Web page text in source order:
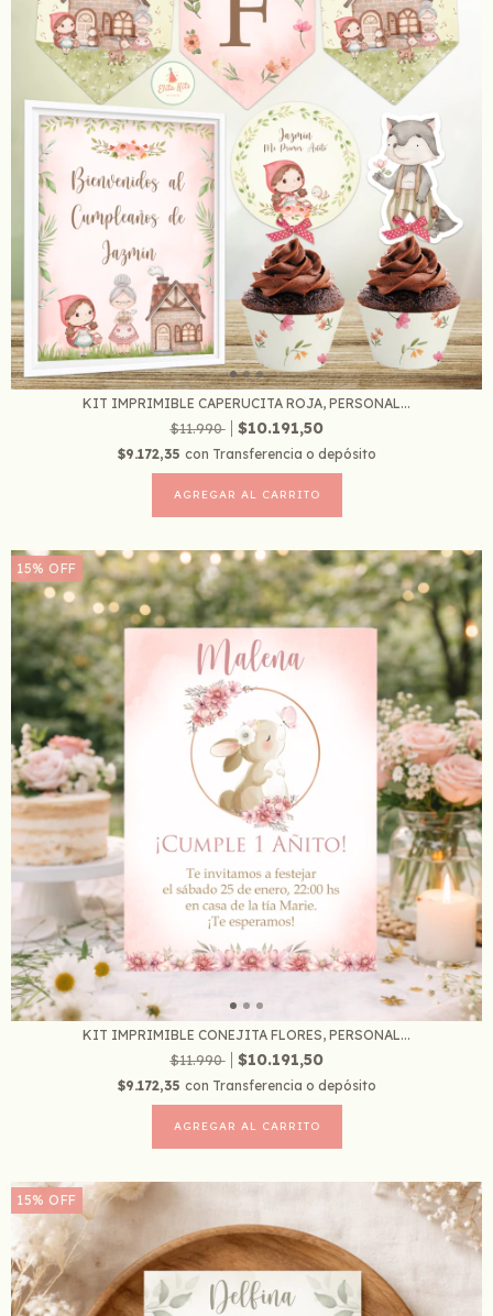
KIT IMPRIMIBLE CAPERUCITA ROJA, PERSONAL...
$11.990
$10.191,50
$9.172,35 con Transferencia o depósito
15% OFF
KIT IMPRIMIBLE CONEJITA FLORES, PERSONAL...
$11.990
$10.191,50
$9.172,35 con Transferencia o depósito
15% OFF